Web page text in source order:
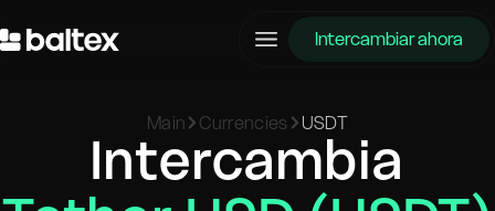
Intercambiar ahora
Main Currencies USDT
Intercambia